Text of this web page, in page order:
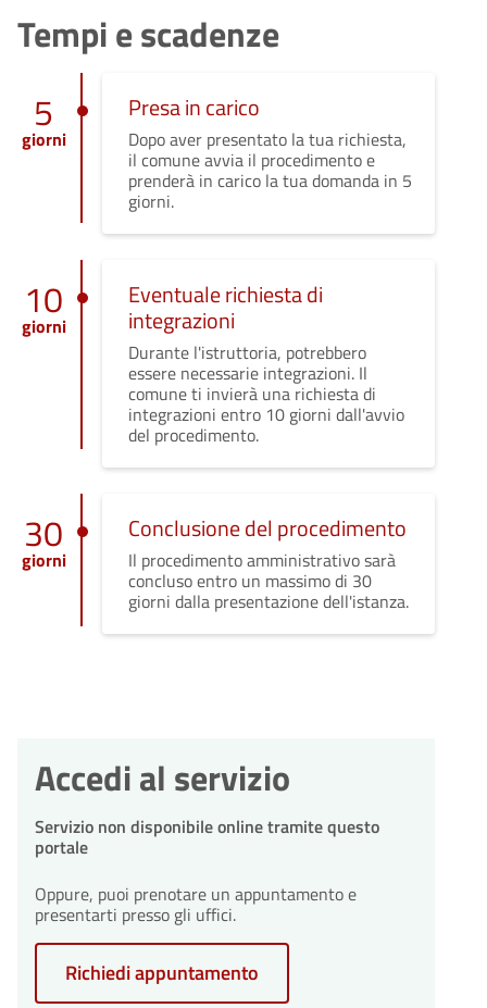
Tempi e scadenze
5
giorni
Presa in carico
Dopo aver presentato la tua richiesta,
il comune avvia il procedimento e
prenderà in carico la tua domanda in 5
giorni.
10
giorni
Eventuale richiesta di
integrazioni
Durante l'istruttoria, potrebbero
essere necessarie integrazioni. Il
comune ti invierà una richiesta di
integrazioni entro 10 giorni dall'avvio
del procedimento.
30
giorni
Conclusione del procedimento
Il procedimento amministrativo sarà
concluso entro un massimo di 30
giorni dalla presentazione dell'istanza.
Accedi al servizio
Servizio non disponibile online tramite questo
portale
Oppure, puoi prenotare un appuntamento e
presentarti presso gli uffici.
Richiedi appuntamento